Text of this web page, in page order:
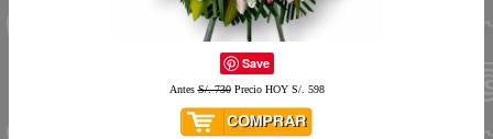
Save
AntesS/. 730Precio HOY S/. 598